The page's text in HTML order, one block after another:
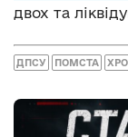
двох та
ДПСУ ПОМСТА